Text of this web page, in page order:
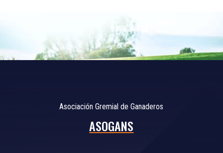
Asociación Gremial de Ganaderos
ASOGANS